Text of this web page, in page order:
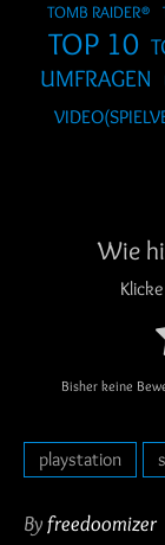
TOMB RAIDER®
TOP 10
UMFRAGEN
Wie
Bisher keine
playstation
Byfreedoomizer